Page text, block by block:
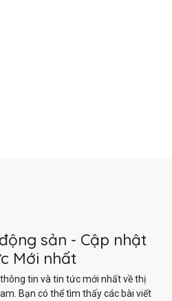
sản - Cập nhật
Mới nhất
tin và tin tức mới nhất về thị
Bạn có thể tìm thấy các bài viết